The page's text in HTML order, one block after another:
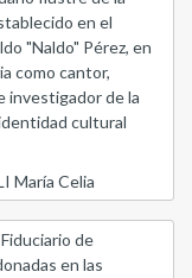
en el
"Naldo" Pérez, en
como cantor,
investigador de la
cultural
María Celia
de
en las